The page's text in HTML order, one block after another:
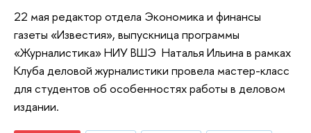
22 мая редактор отдела Экономика и финансы
газеты «Известия», выпускница программы
«Журналистика» НИУ ВШЭ Наталья Ильина в рамках
Клуба деловой журналистики провела мастер-класс
для студентов об особенностях работы в деловом
издании.